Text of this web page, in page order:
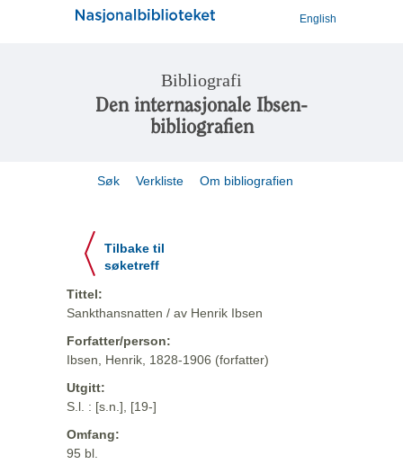
English
Bibliografi
Den internasjonale Ibsen-
bibliografien
Søk Verkliste Om bibliografien
Tilbake til
søketreff
Tittel:
Sankthansnatten / av Henrik Ibsen
Forfatter/person:
Ibsen, Henrik, 1828-1906 (forfatter)
Utgitt:
S.l. : [s.n.], [19-]
Omfang:
95 bl.